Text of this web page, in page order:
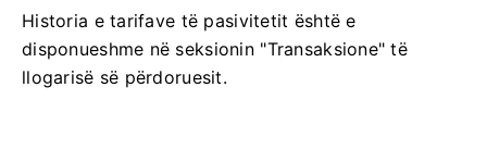
Historia e tarifave të pasivitetit është e
disponueshme në seksionin "Transaksione" të
llogarisë së përdoruesit.